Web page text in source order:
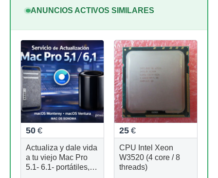
ANUNCIOS ACTIVOS SIMILARES
50 €
Actualiza y dale vida
a tu viejo Mac Pro
5.1- 6.1- portátiles,
25 €
CPU Intel Xeon
W3520 (4 core / 8
threads)